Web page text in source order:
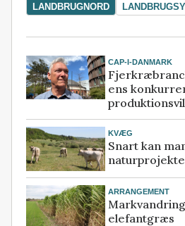
LANDBRUGNORD
CAP-I-DANMARK
ens
KVÆG
Snart kan
ARRANGEMENT
elefantgræs